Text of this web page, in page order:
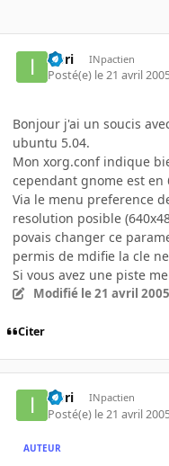
irori INpactien
Posté(e) le 21 avril
Bonjour j'ai un soucis
ubuntu 5.04.
Mon xorg.conf indique
cependant gnome est en
Via le menu preference
resolution posible
povais changer ce
permis de mdifie la cle
Si vous avez une piste
Modifié le 21 avril 2005
Citer
irori INpactien
Posté(e) le 21 avril
AUTEUR